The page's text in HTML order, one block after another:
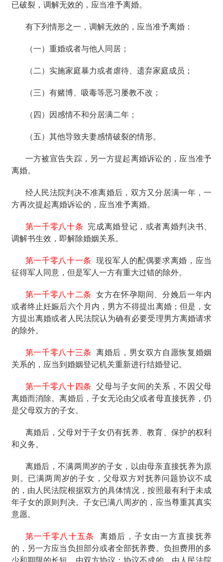
已破裂，调解无效的，应当准予离婚。
有下列情形之一，调解无效的，应当准予离婚：
（一）重婚或者与他人同居；
（二）实施家庭暴力或者虐待、遗弃家庭成员；
（三）有赌博、吸毒等恶习屡教不改；
（四）因感情不和分居满二年；
（五）其他导致夫妻感情破裂的情形。
一方被宣告失踪，另一方提起离婚诉讼的，应当准予
离婚。
经人民法院判决不准离婚后，双方又分居满一年，一
方再次提起离婚诉讼的，应当准予离婚。
第一千零八十条
完成离婚登记，或者离婚判决书、
调解书生效，即解除婚姻关系。
第一千零八十一条
现役军人的配偶要求离婚，应当
征得军人同意，但是军人一方有重大过错的除外。
第一千零八十二条
女方在怀孕期间、分娩后一年内
或者终止妊娠后六个月内，男方不得提出离婚；但是，女
方提出离婚或者人民法院认为确有必要受理男方离婚请求
的除外。
第一千零八十三条
离婚后，男女双方自愿恢复婚姻
关系的，应当到婚姻登记机关重新进行结婚登记。
第一千零八十四条
父母与子女间的关系，不因父母
离婚而消除。离婚后，子女无论由父或者母直接抚养，仍
是父母双方的子女。
离婚后，父母对于子女仍有抚养、教育、保护的权利
和义务。
离婚后，不满两周岁的子女，以由母亲直接抚养为原
则。已满两周岁的子女，父母双方对抚养问题协议不成
的，由人民法院根据双方的具体情况，按照最有利于未成
年子女的原则判决。子女已满八周岁的，应当尊重其真实
意愿。
第一千零八十五条
离婚后，子女由一方直接抚养
的，另一方应当负担部分或者全部抚养费。负担费用的多
少和期限的长短，由双方协议；协议不成的，由人民法院